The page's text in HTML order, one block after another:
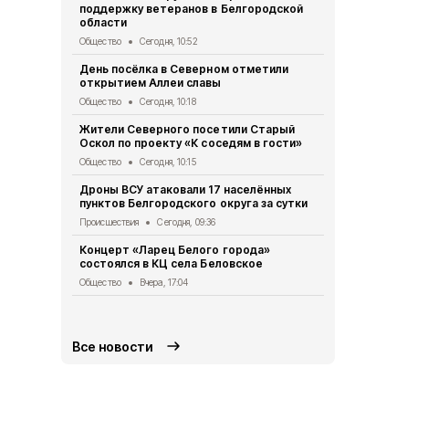
поддержку ветеранов в Белгородской
области
Общество Сегодня, 10:52
День посёлка в Северном отметили
открытием Аллеи славы
Общество Сегодня, 10:18
Жители Северного посетили Старый
Оскол по проекту «К соседям в гости»
Общество Сегодня, 10:15
Дроны ВСУ атаковали 17 населённых
пунктов Белгородского округа за сутки
Происшествия Сегодня, 09:36
Концерт «Ларец Белого города»
состоялся в КЦ села Беловское
Общество Вчера, 17:04
Все новости